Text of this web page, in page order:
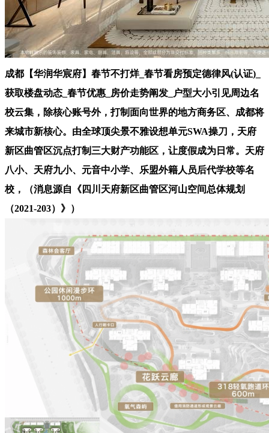
成都【华润华宸府】春节不打烊_春节看房预定德律风(认证)_
获取楼盘动态_春节优惠_房价走势阐发_户型大小引见周边名
校云集，除核心账号外，打制面向世界的地方商务区、成都将
来城市新核心。由全球顶尖景不雅设想单元SWA操刀，天府
新区曲管区沉点打制三大财产功能区，让度假成为日常。天府
八小、天府九小、元音中小学、乐盟外籍人员后代学校等名
校，（消息源自《四川天府新区曲管区河山空间总体规划
（2021-203）》）